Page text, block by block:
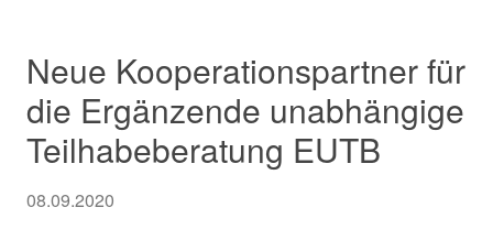
Neue Kooperationspartner für
die Ergänzende unabhängige
Teilhabeberatung EUTB
08.09.2020